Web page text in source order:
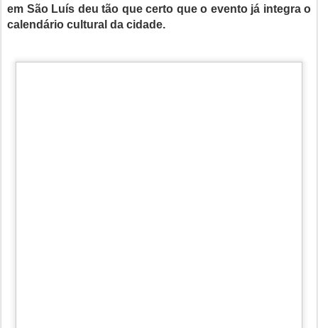
em São Luís deu tão que certo que o evento já integra o
calendário cultural da cidade.